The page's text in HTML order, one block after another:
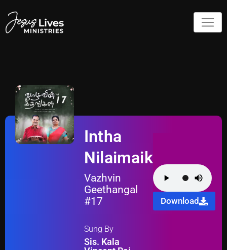
Intha
Nilaimaikaga
Vazhvin
Geethangal
#17
Sung By
Sis. Kala
Download